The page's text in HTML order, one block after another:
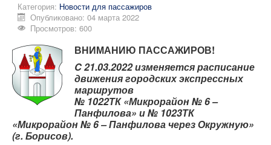
Расписание движения
Портал перевозчиков
Контрольно-ревизорская служба
Карта сайта
Категория: Новости для пассажиров
Опубликовано: 04 марта 2022
Просмотров: 600
ВНИМАНИЮ ПАССАЖИРОВ!
C 21.03.2022 изменяется расписание
движения городских экспрессных
маршрутов
№ 1022ТК «Микрорайон № 6 –
Панфилова» и № 1023ТК
«Микрорайон № 6 – Панфилова через Окружную»
(г. Борисов).